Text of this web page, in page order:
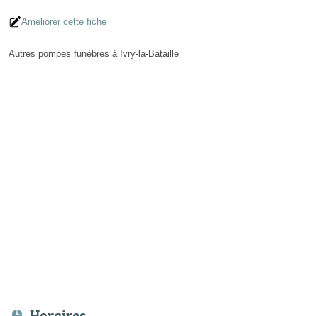
Améliorer cette fiche
Autres pompes funèbres à Ivry-la-Bataille